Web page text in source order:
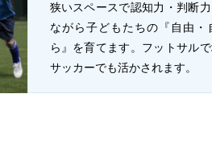
狭いスペースで認知力・判断
ながら子どもたちの『自由・
ら』を育てます。フットサル
サッカーでも活かされます。